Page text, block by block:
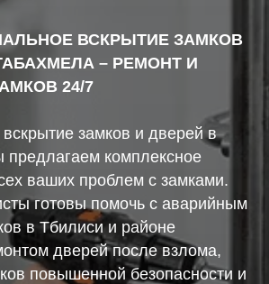
ВСКРЫТИЕ ЗАМКОВ
– РЕМОНТ И
24/7
замков и дверей в
комплексное
ваших проблем с замками.
готовы помочь с аварийным
в Тбилиси и районе
дверей после взлома,
повышенной безопасности и